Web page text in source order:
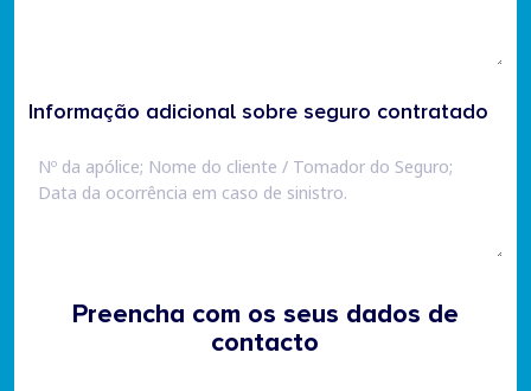
Informação adicional sobre seguro contratado
Preencha com os seus dados de
contacto